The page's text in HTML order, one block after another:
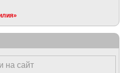
на сайт